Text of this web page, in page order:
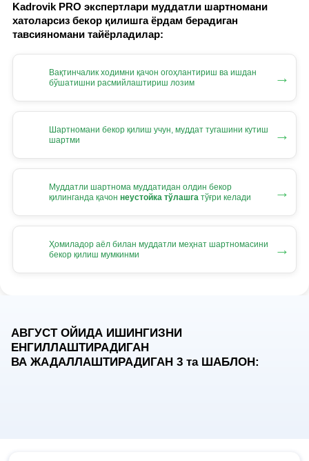
Kadrovik PRO экспертлари муддатли шартномани
хатоларсиз бекор қилишга ёрдам берадиган
тавсияномани тайёрладилар:
Вақтинчалик ходимни қачон огоҳлантириш ва ишдан
бўшатишни расмийлаштириш лозим
→
Шартномани бекор қилиш учун, муддат тугашини кутиш
шартми
→
Муддатли шартнома муддатидан олдин бекор
қилинганда қачон неустойка тўлашга тўғри келади →
Ҳомиладор аёл билан муддатли меҳнат шартномасини
бекор қилиш мумкинми
→
АВГУСТ ОЙИДА ИШИНГИЗНИ
ЕНГИЛЛАШТИРАДИГАН
ВА ЖАДАЛЛАШТИРАДИГАН 3 таШАБЛОН: